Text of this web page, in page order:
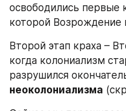
освободились первые
которой Возрождение
Второй этап краха –
когда колониализм
неоколониализма